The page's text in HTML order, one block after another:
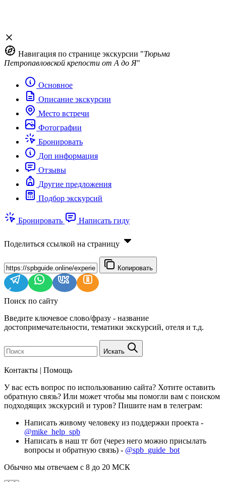
Навигация по странице экскурсии "Тюрьма
Петропавловской крепости от А до Я"
Основное
Описание экскурсии
Место встречи
Фотографии
Бронировать
Доп информация
Отзывы
Другие предложения
Подбор экскурсий
Бронировать Написать гиду
Поделиться ссылкой на страницу
Копировать
Поиск по сайту
Введите ключевое слово/фразу - название
достопримечательности, тематики экскурсий, отеля и т.д.
Искать
Контакты | Помощь
У вас есть вопрос по использованию сайта? Хотите оставить
обратную связь? Или может чтобы мы помогли вам с поиском
подходящих экскурсий и туров? Пишите нам в телеграм:
Написать живому человеку из поддержки проекта -
@mike_help_spb
Написать в наш тг бот (через него можно присылать
вопросы и обратную связь) - @spb_guide_bot
Обычно мы отвечаем с 8 до 20 МСК